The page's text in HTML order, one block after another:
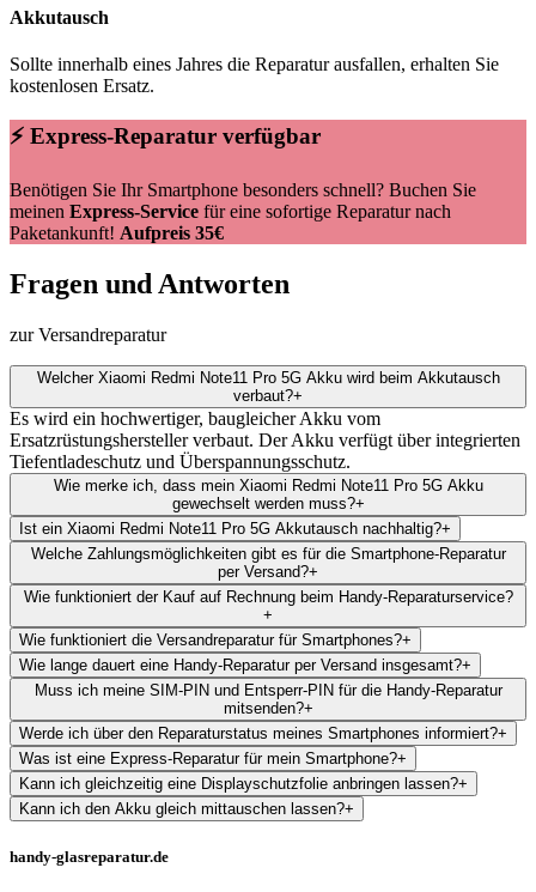
Akkutausch
Sollte innerhalb eines Jahres die Reparatur ausfallen, erhalten Sie
kostenlosen Ersatz.
⚡ Express-Reparatur verfügbar
Benötigen Sie Ihr Smartphone besonders schnell? Buchen Sie
meinen Express-Service für eine sofortige Reparatur nach
Paketankunft! Aufpreis 35€
Fragen und Antworten
zur Versandreparatur
Welcher Xiaomi Redmi Note11 Pro 5G Akku wird beim Akkutausch
verbaut?+
Es wird ein hochwertiger, baugleicher Akku vom
Ersatzrüstungshersteller verbaut. Der Akku verfügt über integrierten
Tiefentladeschutz und Überspannungsschutz.
Wie merke ich, dass mein Xiaomi Redmi Note11 Pro 5G Akku
gewechselt werden muss?+
Ist ein Xiaomi Redmi Note11 Pro 5G Akkutausch nachhaltig?+
Welche Zahlungsmöglichkeiten gibt es für die Smartphone-Reparatur
per Versand?+
Wie funktioniert der Kauf auf Rechnung beim Handy-Reparaturservice?
+
Wie funktioniert die Versandreparatur für Smartphones?+
Wie lange dauert eine Handy-Reparatur per Versand insgesamt?+
Muss ich meine SIM-PIN und Entsperr-PIN für die Handy-Reparatur
mitsenden?+
Werde ich über den Reparaturstatus meines Smartphones informiert?+
Was ist eine Express-Reparatur für mein Smartphone?+
Kann ich gleichzeitig eine Displayschutzfolie anbringen lassen?+
Kann ich den Akku gleich mittauschen lassen?+
handy-glasreparatur.de